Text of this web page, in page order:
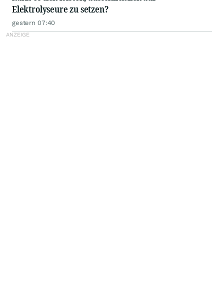
Elektrolyseure zu setzen?
gestern 07:40